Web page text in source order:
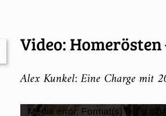
Video: Homerösten
Alex Kunkel: Eine Charge mit
Video-
Media error: Format(s) not